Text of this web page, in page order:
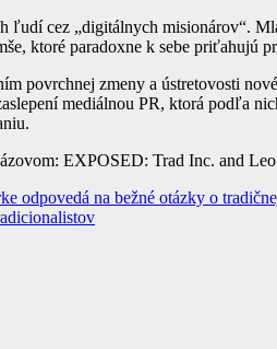
ľudí cez „digitálnych misionárov“.
ktoré paradoxne k sebe priťahujú
povrchnej zmeny a ústretovosti
mediálnou PR, ktorá podľa
EXPOSED: Trad Inc. and
odpovedá na bežné otázky o